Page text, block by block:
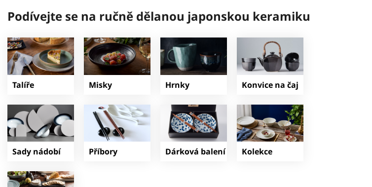
Podívejte se na ručně dělanou japonskou keramiku
Talíře Misky Hrnky Konvice na čaj
Sady nádobí Příbory Dárková balení Kolekce